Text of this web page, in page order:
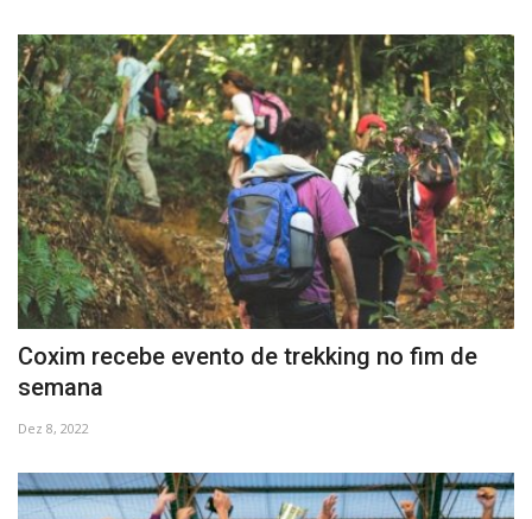
Coxim recebe evento de trekking no fim de
semana
Dez 8, 2022